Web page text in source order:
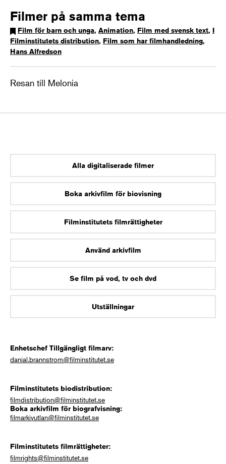
Filmer på samma tema
Film för barn och unga, Animation, Film med svensk text, I
Filminstitutets distribution, Film som har filmhandledning,
Hans Alfredson
Resan till Melonia
Alla digitaliserade filmer
Boka arkivfilm för biovisning
Filminstitutets filmrättigheter
Använd arkivfilm
Se film på vod, tv och dvd
Utställningar
Enhetschef Tillgängligt filmarv:
danial.brannstrom@filminstitutet.se
Filminstitutets biodistribution:
filmdistribution@filminstitutet.se
Boka arkivfilm för biografvisning:
filmarkivutlan@filminstitutet.se
Filminstitutets filmrättigheter:
filmrights@filminstitutet.se